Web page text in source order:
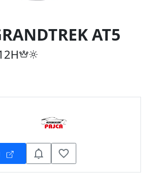
AT5